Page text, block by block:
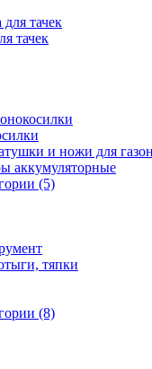
тачек
тачек
и ножи для
аккумуляторные
(5)
тяпки
(8)